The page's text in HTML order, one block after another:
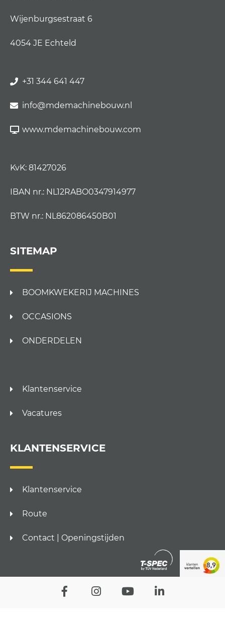
Wijenburgsestraat 6
4054 JE Echteld
+31 344 641 447
info@mdemachinebouw.nl
www.mdemachinebouw.com
KvK: 81427026
IBAN nr.: NL12RABO0347914977
BTW nr.: NL862086450B01
SITEMAP
BOOMKWEKERIJ MACHINES
OCCASIONS
ONDERDELEN
Klantenservice
Vacatures
KLANTENSERVICE
Klantenservice
Route
Contact | Openingstijden